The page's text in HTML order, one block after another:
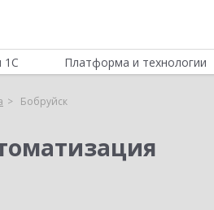
1С Платформа и технологии
Бобруйск